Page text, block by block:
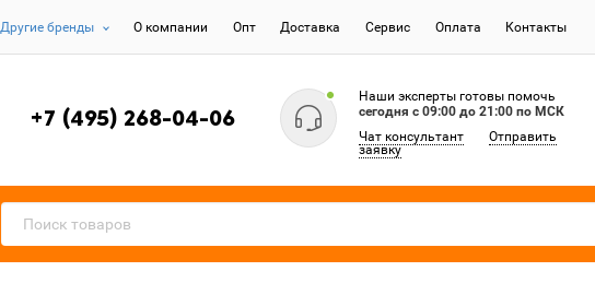
Другие бренды О компании Опт Доставка Сервис Оплата Контакты
+7 (495) 268-04-06
Наши эксперты готовы помочь
сегодня c 09:00 до 21:00 по МСК
Чат консультант
Отправить
заявку